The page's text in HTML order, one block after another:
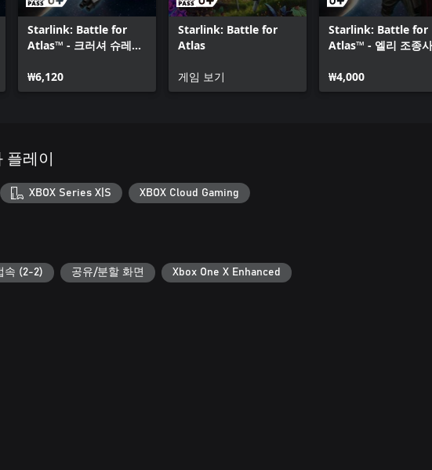
Starlink: Battle for
Atlas™ - 크러셔 슈레더
₩6,120
Starlink: Battle for
Atlas
게임 보기
Starlink: Battle for
Atlas™ - 엘리 조종
₩4,000
레이
XBOX Series X|S XBOX Cloud Gaming
속 (2-2) 공유/분할 화면 Xbox One X Enhanced